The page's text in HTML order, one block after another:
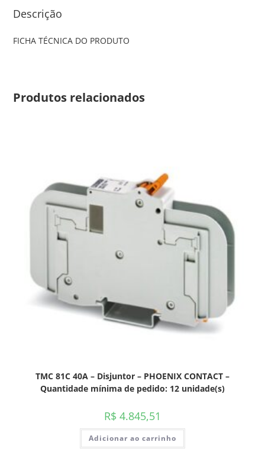
Descrição
FICHA TÉCNICA DO PRODUTO
Produtos relacionados
TMC 81C 40A – Disjuntor – PHOENIX CONTACT –
Quantidade mínima de pedido: 12 unidade(s)
R$ 4.845,51
Adicionar ao carrinho